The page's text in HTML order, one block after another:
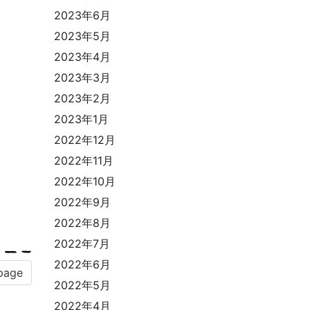
2023年6月
2023年5月
2023年4月
2023年3月
2023年2月
2023年1月
2022年12月
2022年11月
2022年10月
2022年9月
2022年8月
2022年7月
2022年6月
2022年5月
2022年4月